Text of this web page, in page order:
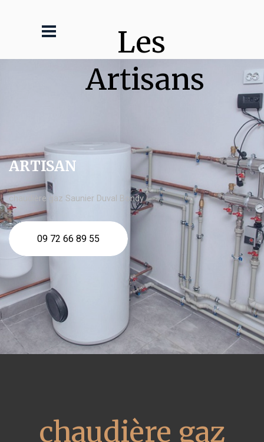
Les
Artisans
ARTISAN
chaudière gaz Saunier Duval Bondy
09 72 66 89 55
chaudière gaz